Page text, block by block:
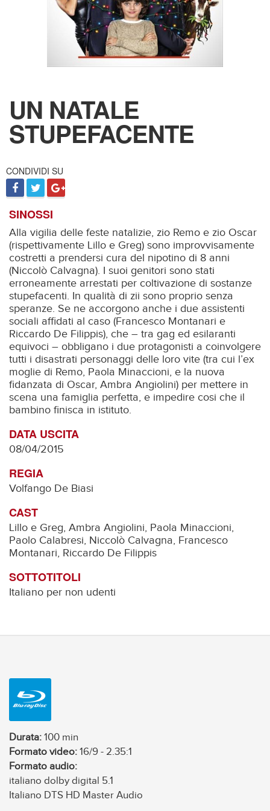
UN NATALE
STUPEFACENTE
CONDIVIDI SU
SINOSSI
Alla vigilia delle feste natalizie, zio Remo e zio Oscar
(rispettivamente Lillo e Greg) sono improvvisamente
costretti a prendersi cura del nipotino di 8 anni
(Niccolò Calvagna). I suoi genitori sono stati
erroneamente arrestati per coltivazione di sostanze
stupefacenti. In qualità di zii sono proprio senza
speranze. Se ne accorgono anche i due assistenti
sociali affidati al caso (Francesco Montanari e
Riccardo De Filippis), che – tra gag ed esilaranti
equivoci – obbligano i due protagonisti a coinvolgere
tutti i disastrati personaggi delle loro vite (tra cui l’ex
moglie di Remo, Paola Minaccioni, e la nuova
fidanzata di Oscar, Ambra Angiolini) per mettere in
scena una famiglia perfetta, e impedire cosi che il
bambino finisca in istituto.
DATA USCITA
08/04/2015
REGIA
Volfango De Biasi
CAST
Lillo e Greg, Ambra Angiolini, Paola Minaccioni,
Paolo Calabresi, Niccolò Calvagna, Francesco
Montanari, Riccardo De Filippis
SOTTOTITOLI
Italiano per non udenti
Durata: 100 min
Formato video: 16/9 - 2.35:1
Formato audio:
italiano dolby digital 5.1
Italiano DTS HD Master Audio